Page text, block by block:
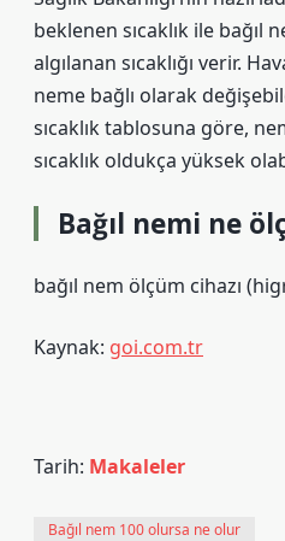
beklenen sıcaklık ile bağıl
algılanan sıcaklığı verir.
neme bağlı olarak
sıcaklık tablosuna göre,
sıcaklık oldukça yüksek
Bağıl nemi ne
bağıl nem ölçüm cihazı
Kaynak: goi.com.tr
Tarih: Makaleler
Bağıl nem 100 olursa ne olur